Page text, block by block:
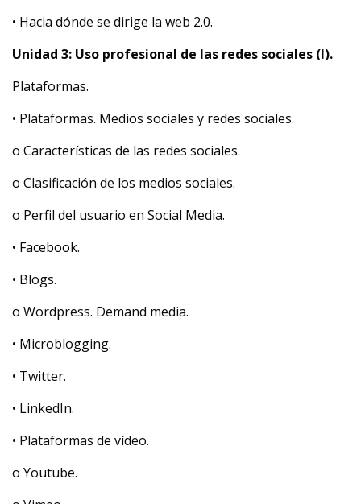
• Hacia dónde se dirige la web 2.0.
Unidad 3: Uso profesional de las redes sociales (I).
Plataformas.
• Plataformas. Medios sociales y redes sociales.
o Características de las redes sociales.
o Clasificación de los medios sociales.
o Perfil del usuario en Social Media.
• Facebook.
• Blogs.
o Wordpress. Demand media.
• Microblogging.
• Twitter.
• LinkedIn.
• Plataformas de vídeo.
o Youtube.